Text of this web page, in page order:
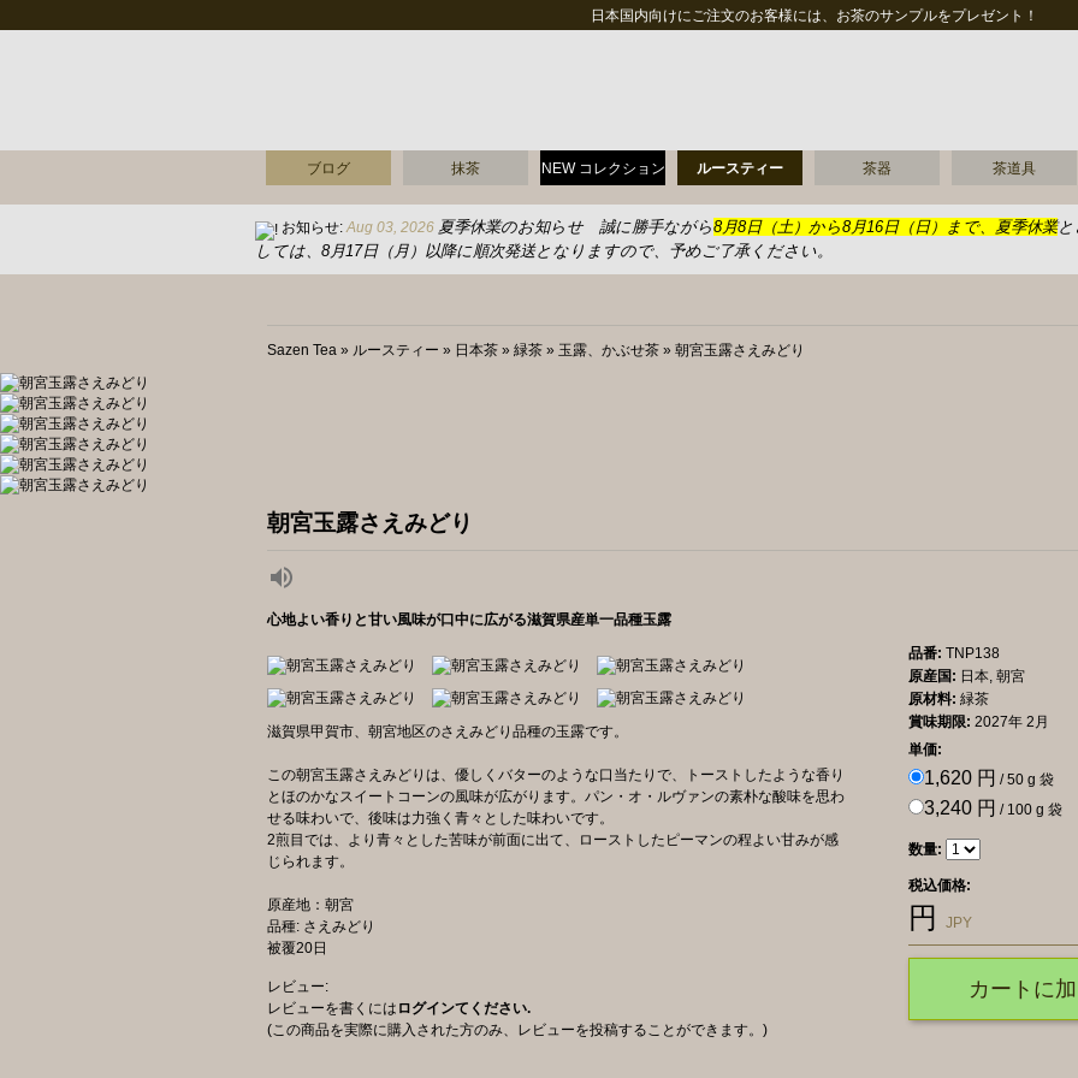
日本国内向けにご注文のお客様には、お茶のサンプルをプレゼント！
ブログ 抹茶 NEW コレクション ルースティー 茶器 茶道具
お知らせ: Aug 03, 2026 夏季休業のお知らせ 誠に勝手ながら8月8日（土）から8月16日（日）まで、夏季休業と
しては、8月17日（月）以降に順次発送となりますので、予めご了承ください。
Sazen Tea » ルースティー » 日本茶 » 緑茶 » 玉露、かぶせ茶 » 朝宮玉露さえみどり
朝宮玉露さえみどり
心地よい香りと甘い風味が口中に広がる滋賀県産単一品種玉露
滋賀県甲賀市、朝宮地区のさえみどり品種の玉露です。
この朝宮玉露さえみどりは、優しくバターのような口当たりで、トーストしたような香り
とほのかなスイートコーンの風味が広がります。パン・オ・ルヴァンの素朴な酸味を思わ
せる味わいで、後味は力強く青々とした味わいです。
2煎目では、より青々とした苦味が前面に出て、ローストしたピーマンの程よい甘みが感
じられます。
原産地：朝宮
品種: さえみどり
被覆20日
レビュー:
レビューを書くには ログインてください.
(この商品を実際に購入された方のみ、レビューを投稿することができます。)
品番: TNP138
原産国: 日本, 朝宮
原材料: 緑茶
賞味期限: 2027年 2月
単価:
1,620 円 / 50 g 袋
3,240 円 / 100 g 袋
数量:
税込価格:
円 JPY
カートに